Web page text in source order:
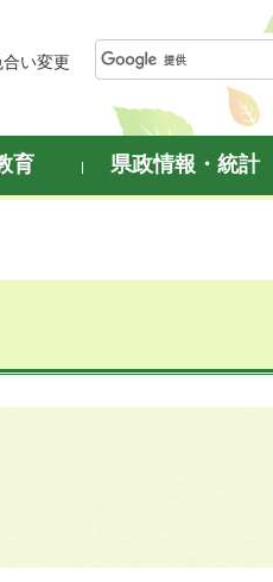
い変更
育 県政情報・統計